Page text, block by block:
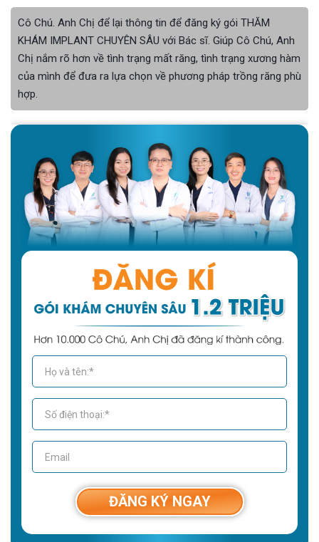
Cô Chú. Anh Chị để lại thông tin để đăng ký gói THĂM
KHÁM IMPLANT CHUYÊN SÂU với Bác sĩ. Giúp Cô Chú, Anh
Chị nắm rõ hơn về tình trạng mất răng, tình trạng xương hàm
của mình để đưa ra lựa chọn về phương pháp trồng răng phù
hợp.